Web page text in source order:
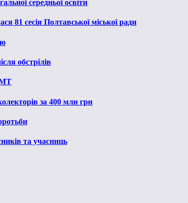
середньої освіти
81 сесія Полтавської міської ради
обстрілів
за 400 млн грн
та учасниць